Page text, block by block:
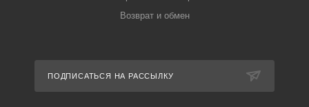
Возврат и обмен
ПОДПИСАТЬСЯ НА РАССЫЛКУ